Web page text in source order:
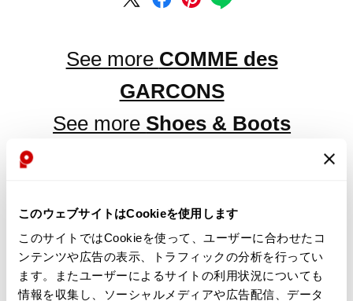
このウェブサイトはCookieを使用します
このサイトではCookieを使って、ユーザーに合わせたコ
ンテンツや広告の表示、トラフィックの分析を行ってい
ます。またユーザーによるサイトの利用状況についても
情報を収集し、ソーシャルメディアや広告配信、データ
See more COMME des
GARCONS
See moreShoes & Boots
LATEST YOU VIEWED